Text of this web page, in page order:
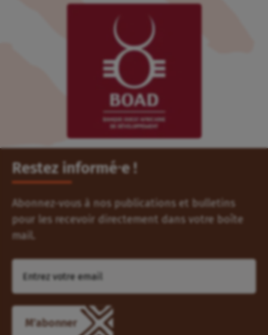
Restez informé⸱e !
Abonnez-vous à nos publications et bulletins
pour les recevoir directement dans votre boîte
mail.